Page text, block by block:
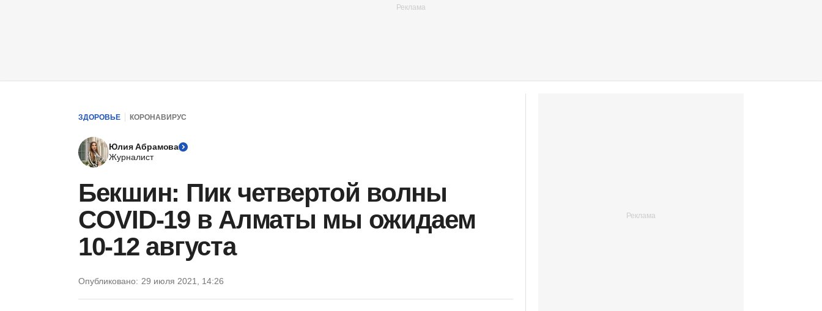
ЗДОРОВЬЕ КОРОНАВИРУС
Юлия Абрамова
Журналист
Бекшин: Пик четвертой волны
COVID-19 в Алматы мы ожидаем
10-12 августа
Опубликовано: 29 июля 2021, 14:26